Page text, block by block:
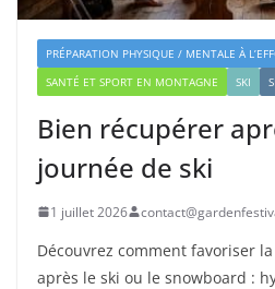
PRÉPARATION PHYSIQUE / MENTALE À
SANTÉ ET SPORT EN MONTAGNE
SKI
Bien récupérer
journée de ski
1 juillet 2026
Découvrez comment favoriser
après le ski ou le snowboard :